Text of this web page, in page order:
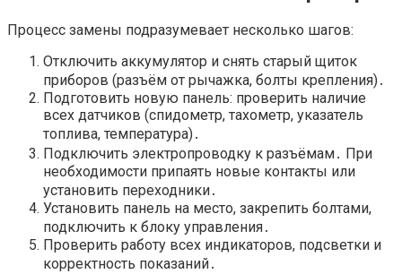
Процесс замены подразумевает несколько шагов:
Отключить аккумулятор и снять старый щиток
приборов (разъём от рычажка, болты крепления)․
Подготовить новую панель: проверить наличие
всех датчиков (спидометр, тахометр, указатель
топлива, температура)․
Подключить электропроводку к разъёмам․ При
необходимости припаять новые контакты или
установить переходники․
Установить панель на место, закрепить болтами,
подключить к блоку управления․
Проверить работу всех индикаторов, подсветки и
корректность показаний․